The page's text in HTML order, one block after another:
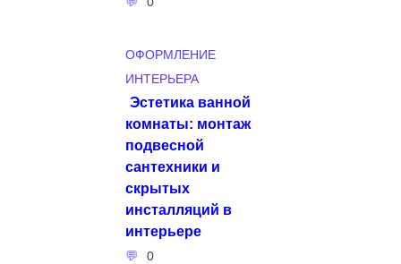
ОФОРМЛЕНИЕ
ИНТЕРЬЕРА
Эстетика ванной
комнаты: монтаж
подвесной
сантехники и
скрытых
инсталляций в
интерьере
0